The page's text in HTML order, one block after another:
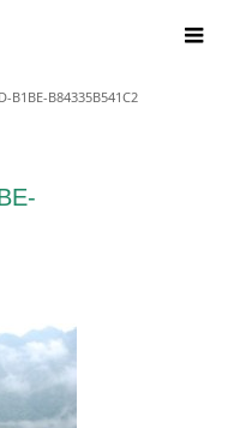
B1BE-B84335B541C2